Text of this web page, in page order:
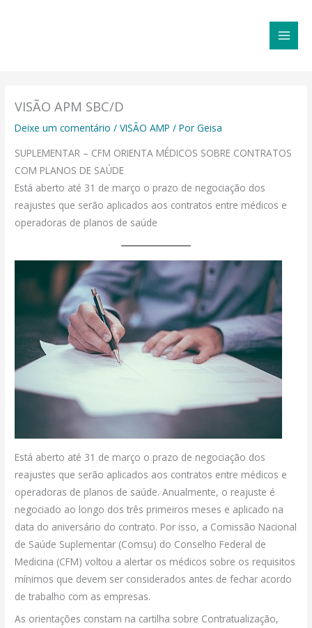
VISÃO APM SBC/D
Deixe um comentário /VISÃO AMP / PorGeisa
SUPLEMENTAR – CFM ORIENTA MÉDICOS SOBRE CONTRATOS
COM PLANOS DE SAÚDE
Está aberto até 31 de março o prazo de negociação dos
reajustes que serão aplicados aos contratos entre médicos e
operadoras de planos de saúde
Está aberto até 31 de março o prazo de negociação dos
reajustes que serão aplicados aos contratos entre médicos e
operadoras de planos de saúde. Anualmente, o reajuste é
negociado ao longo dos três primeiros meses e aplicado na
data do aniversário do contrato. Por isso, a Comissão Nacional
de Saúde Suplementar (Comsu) do Conselho Federal de
Medicina (CFM) voltou a alertar os médicos sobre os requisitos
mínimos que devem ser considerados antes de fechar acordo
de trabalho com as empresas.
As orientações constam na cartilha sobre Contratualização,